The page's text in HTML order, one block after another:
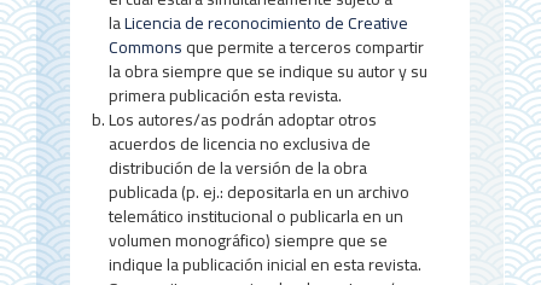
a
l
d
e
l
a
r
laLicencia de reconocimiento de Creative
Commonsque permite a terceros compartir
la obra siempre que se indique su autor y su
primera publicación esta revista.
Los autores/as podrán adoptar otros
acuerdos de licencia no exclusiva de
distribución de la versión de la obra
publicada (p. ej.: depositarla en un archivo
telemático institucional o publicarla en un
volumen monográfico) siempre que se
indique la publicación inicial en esta revista.